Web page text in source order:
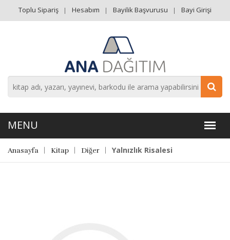
Toplu Sipariş Hesabım Bayilik Başvurusu Bayi Girişi
Anasayfa Kitap Diğer Yalnızlık Risalesi